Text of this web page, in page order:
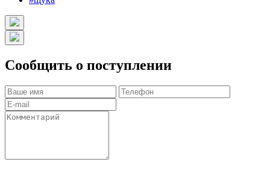
Сообщить о поступлении